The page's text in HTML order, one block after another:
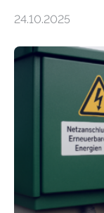
Quartieren“
Entwicklung,
Konzepten zur
Projekt startete
von drei Jahren
Millionen Euro,
Ministerium für
24.10.2025